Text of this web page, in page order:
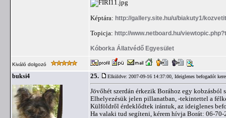
Képtára: http://gallery.site.hu/u/biakuty1/
Topicja: http://www.netboard.hu/
Kóborka Állatvédő Egyesület
Kiváló dolgozó
buksi4 25. Elküldve: 2007-09-16 14:37:00, Ideiglenes befogadót
Jövőhét szerdán érkezik Borához egy
Elhelyezésük jelen pillanatban, -tekintettel a
Külföldről érdeklődtek irántuk, az ideiglenes
Ha valaki tud segíteni, kérem hívja Borát: 06-70-